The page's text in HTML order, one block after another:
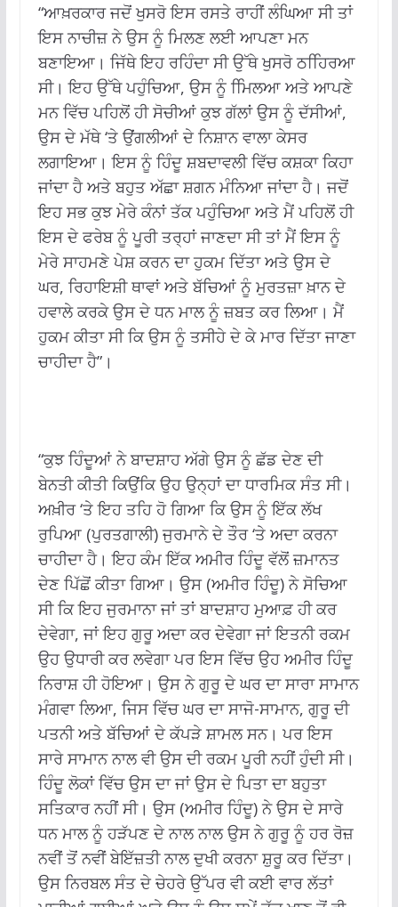
“ਆਖ਼ਰਕਾਰ ਜਦੋਂ ਖੁਸਰੋ ਇਸ ਰਸਤੇ ਰਾਹੀਂ ਲੰਘਿਆ ਸੀ ਤਾਂ
ਇਸ ਨਾਚੀਜ਼ ਨੇ ਉਸ ਨੂੰ ਮਿਲਣ ਲਈ ਆਪਣਾ ਮਨ
ਬਣਾਇਆ। ਜਿੱਥੇ ਇਹ ਰਹਿੰਦਾ ਸੀ ਉੱਥੇ ਖੁਸਰੋ ਠਹਿਿਰਆ
ਸੀ। ਇਹ ਉੱਥੇ ਪਹੁੰਚਿਆ, ਉਸ ਨੂੰ ਮਿਿਲਆ ਅਤੇ ਆਪਣੇ
ਮਨ ਵਿੱਚ ਪਹਿਲੋਂ ਹੀ ਸੋਚੀਆਂ ਕੁਝ ਗੱਲਾਂ ਉਸ ਨੂੰ ਦੱਸੀਆਂ,
ਉਸ ਦੇ ਮੱਥੇ ‘ਤੇ ਉਂਗਲੀਆਂ ਦੇ ਨਿਸ਼ਾਨ ਵਾਲਾ ਕੇਸਰ
ਲਗਾਇਆ। ਇਸ ਨੂੰ ਹਿੰਦੂ ਸ਼ਬਦਾਵਲੀ ਵਿੱਚ ਕਸ਼ਕਾ ਕਿਹਾ
ਜਾਂਦਾ ਹੈ ਅਤੇ ਬਹੁਤ ਅੱਛਾ ਸ਼ਗਨ ਮੰਨਿਆ ਜਾਂਦਾ ਹੈ। ਜਦੋਂ
ਇਹ ਸਭ ਕੁਝ ਮੇਰੇ ਕੰਨਾਂ ਤੱਕ ਪਹੁੰਚਿਆ ਅਤੇ ਮੈਂ ਪਹਿਲੋਂ ਹੀ
ਇਸ ਦੇ ਫਰੇਬ ਨੂੰ ਪੂਰੀ ਤਰ੍ਹਾਂ ਜਾਣਦਾ ਸੀ ਤਾਂ ਮੈਂ ਇਸ ਨੂੰ
ਮੇਰੇ ਸਾਹਮਣੇ ਪੇਸ਼ ਕਰਨ ਦਾ ਹੁਕਮ ਦਿੱਤਾ ਅਤੇ ਉਸ ਦੇ
ਘਰ, ਰਿਹਾਇਸ਼ੀ ਥਾਵਾਂ ਅਤੇ ਬੱਚਿਆਂ ਨੂੰ ਮੁਰਤਜ਼ਾ ਖ਼ਾਨ ਦੇ
ਹਵਾਲੇ ਕਰਕੇ ਉਸ ਦੇ ਧਨ ਮਾਲ ਨੂੰ ਜ਼ਬਤ ਕਰ ਲਿਆ। ਮੈਂ
ਹੁਕਮ ਕੀਤਾ ਸੀ ਕਿ ਉਸ ਨੂੰ ਤਸੀਹੇ ਦੇ ਕੇ ਮਾਰ ਦਿੱਤਾ ਜਾਣਾ
ਚਾਹੀਦਾ ਹੈ”।
“ਕੁਝ ਹਿੰਦੂਆਂ ਨੇ ਬਾਦਸ਼ਾਹ ਅੱਗੇ ਉਸ ਨੂੰ ਛੱਡ ਦੇਣ ਦੀ
ਬੇਨਤੀ ਕੀਤੀ ਕਿਉਂਕਿ ਉਹ ਉਨ੍ਹਾਂ ਦਾ ਧਾਰਮਿਕ ਸੰਤ ਸੀ।
ਅਖ਼ੀਰ ‘ਤੇ ਇਹ ਤਹਿ ਹੋ ਗਿਆ ਕਿ ਉਸ ਨੂੰ ਇੱਕ ਲੱਖ
ਰੁਪਿਆ (ਪੁਰਤਗਾਲੀ) ਜੁਰਮਾਨੇ ਦੇ ਤੌਰ ‘ਤੇ ਅਦਾ ਕਰਨਾ
ਚਾਹੀਦਾ ਹੈ। ਇਹ ਕੰਮ ਇੱਕ ਅਮੀਰ ਹਿੰਦੂ ਵੱਲੋਂ ਜ਼ਮਾਨਤ
ਦੇਣ ਪਿੱਛੋਂ ਕੀਤਾ ਗਿਆ। ਉਸ (ਅਮੀਰ ਹਿੰਦੂ) ਨੇ ਸੋਚਿਆ
ਸੀ ਕਿ ਇਹ ਜੁਰਮਾਨਾ ਜਾਂ ਤਾਂ ਬਾਦਸ਼ਾਹ ਮੁਆਫ਼ ਹੀ ਕਰ
ਦੇਵੇਗਾ, ਜਾਂ ਇਹ ਗੁਰੂ ਅਦਾ ਕਰ ਦੇਵੇਗਾ ਜਾਂ ਇਤਨੀ ਰਕਮ
ਉਹ ਉਧਾਰੀ ਕਰ ਲਵੇਗਾ ਪਰ ਇਸ ਵਿੱਚ ਉਹ ਅਮੀਰ ਹਿੰਦੂ
ਨਿਰਾਸ਼ ਹੀ ਹੋਇਆ। ਉਸ ਨੇ ਗੁਰੂ ਦੇ ਘਰ ਦਾ ਸਾਰਾ ਸਾਮਾਨ
ਮੰਗਵਾ ਲਿਆ, ਜਿਸ ਵਿੱਚ ਘਰ ਦਾ ਸਾਜੋ-ਸਾਮਾਨ, ਗੁਰੂ ਦੀ
ਪਤਨੀ ਅਤੇ ਬੱਚਿਆਂ ਦੇ ਕੱਪੜੇ ਸ਼ਾਮਲ ਸਨ। ਪਰ ਇਸ
ਸਾਰੇ ਸਾਮਾਨ ਨਾਲ ਵੀ ਉਸ ਦੀ ਰਕਮ ਪੂਰੀ ਨਹੀਂ ਹੁੰਦੀ ਸੀ।
ਹਿੰਦੂ ਲੋਕਾਂ ਵਿੱਚ ਉਸ ਦਾ ਜਾਂ ਉਸ ਦੇ ਪਿਤਾ ਦਾ ਬਹੁਤਾ
ਸਤਿਕਾਰ ਨਹੀਂ ਸੀ। ਉਸ (ਅਮੀਰ ਹਿੰਦੂ) ਨੇ ਉਸ ਦੇ ਸਾਰੇ
ਧਨ ਮਾਲ ਨੂੰ ਹੜੱਪਣ ਦੇ ਨਾਲ ਨਾਲ ਉਸ ਨੇ ਗੁਰੂ ਨੂੰ ਹਰ ਰੋਜ਼
ਨਵੀਂ ਤੋਂ ਨਵੀਂ ਬੇਇੱਜ਼ਤੀ ਨਾਲ ਦੁਖੀ ਕਰਨਾ ਸ਼ੁਰੂ ਕਰ ਦਿੱਤਾ।
ਉਸ ਨਿਰਬਲ ਸੰਤ ਦੇ ਚੇਹਰੇ ਉੱਪਰ ਵੀ ਕਈ ਵਾਰ ਲੱਤਾਂ